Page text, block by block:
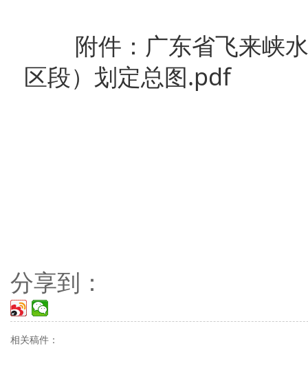
附件：广东省飞来峡
区段）划定总图.pdf
分享到：
相关稿件：